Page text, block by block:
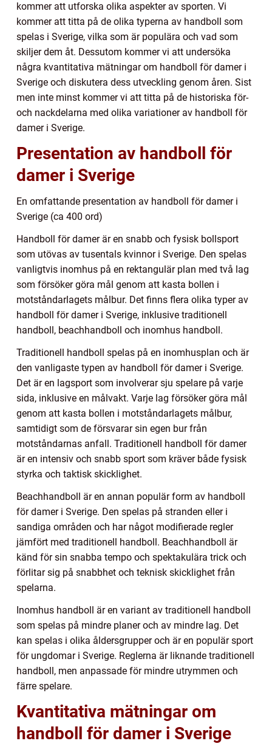
kommer att utforska olika aspekter av sporten. Vi
kommer att titta på de olika typerna av handboll som
spelas i Sverige, vilka som är populära och vad som
skiljer dem åt. Dessutom kommer vi att undersöka
några kvantitativa mätningar om handboll för damer i
Sverige och diskutera dess utveckling genom åren. Sist
men inte minst kommer vi att titta på de historiska för-
och nackdelarna med olika variationer av handboll för
damer i Sverige.
Presentation av handboll för
damer i Sverige
En omfattande presentation av handboll för damer i
Sverige (ca 400 ord)
Handboll för damer är en snabb och fysisk bollsport
som utövas av tusentals kvinnor i Sverige. Den spelas
vanligtvis inomhus på en rektangulär plan med två lag
som försöker göra mål genom att kasta bollen i
motståndarlagets målbur. Det finns flera olika typer av
handboll för damer i Sverige, inklusive traditionell
handboll, beachhandboll och inomhus handboll.
Traditionell handboll spelas på en inomhusplan och är
den vanligaste typen av handboll för damer i Sverige.
Det är en lagsport som involverar sju spelare på varje
sida, inklusive en målvakt. Varje lag försöker göra mål
genom att kasta bollen i motståndarlagets målbur,
samtidigt som de försvarar sin egen bur från
motståndarnas anfall. Traditionell handboll för damer
är en intensiv och snabb sport som kräver både fysisk
styrka och taktisk skicklighet.
Beachhandboll är en annan populär form av handboll
för damer i Sverige. Den spelas på stranden eller i
sandiga områden och har något modifierade regler
jämfört med traditionell handboll. Beachhandboll är
känd för sin snabba tempo och spektakulära trick och
förlitar sig på snabbhet och teknisk skicklighet från
spelarna.
Inomhus handboll är en variant av traditionell handboll
som spelas på mindre planer och av mindre lag. Det
kan spelas i olika åldersgrupper och är en populär sport
för ungdomar i Sverige. Reglerna är liknande traditionell
handboll, men anpassade för mindre utrymmen och
färre spelare.
Kvantitativa mätningar om
handboll för damer i Sverige